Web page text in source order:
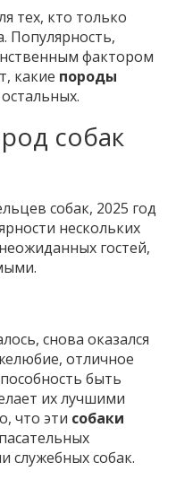
тех, кто только
Популярность,
фактором
какие породы
собак
собак, 2025 год
нескольких
гостей,
снова оказался
отличное
быть
их лучшими
что эти собаки
служебных собак.